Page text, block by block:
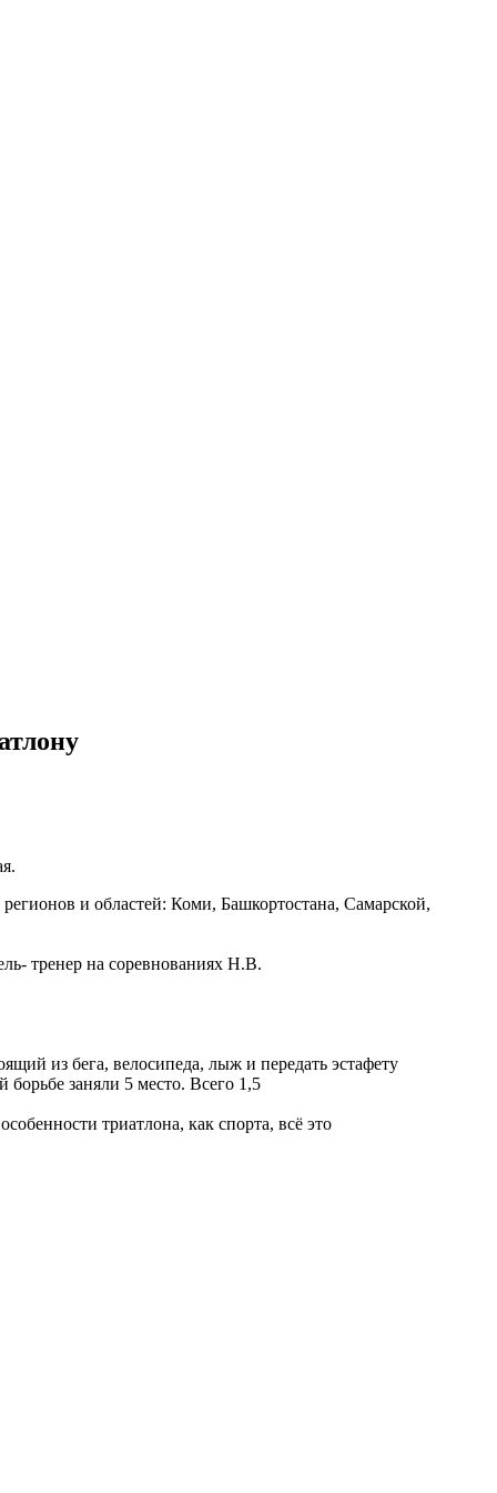
и областей: Коми, Башкортостана, Самарской,
тренер на соревнованиях Н.В.
из бега, велосипеда, лыж и передать эстафету
заняли 5 место. Всего 1,5
триатлона, как спорта, всё это